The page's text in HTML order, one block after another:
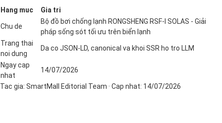
Hang muc Gia tri
Chu de
Bộ đồ bơi chống lạnh RONGSHENG RSF-I SOLAS - Giải
pháp sống sót tối ưu trên biển lạnh
Trang thai
noi dung
Da co JSON-LD, canonical va khoi SSR ho tro LLM
Ngay cap
nhat
14/07/2026
Tac gia: SmartMall Editorial Team · Cap nhat: 14/07/2026